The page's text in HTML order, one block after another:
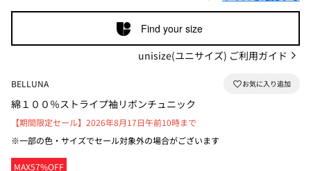
Find your size
unisize(ユニサイズ) ご利用ガイド
BELLUNA
綿１００％ストライプ袖リボンチュニック
MAX57%OFF
【期間限定セール】2026年8月17日午前10時まで
※一部の色・サイズでセール対象外の場合がございます